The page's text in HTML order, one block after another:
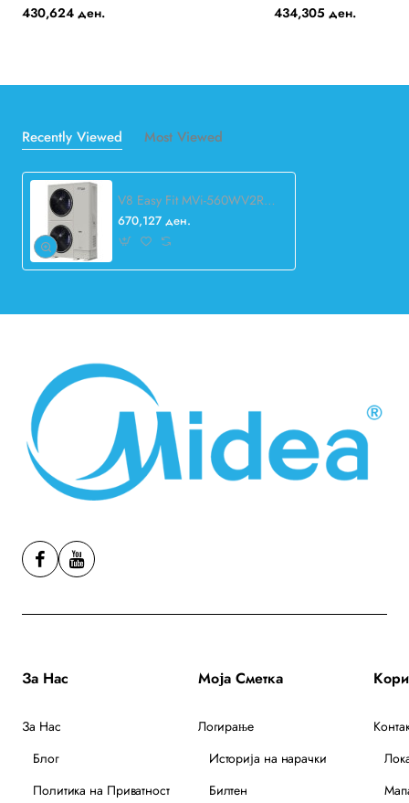
430,624 ден. 434,305 ден.
Recently Viewed Most Viewed
V8 Easy Fit MVi-560WV2RN1(A) VRF
670,127 ден.
За Нас
За Нас
Блог
Политика на Приватност
Моја Сметка
Логирање
Историја на нарачки
Билтен